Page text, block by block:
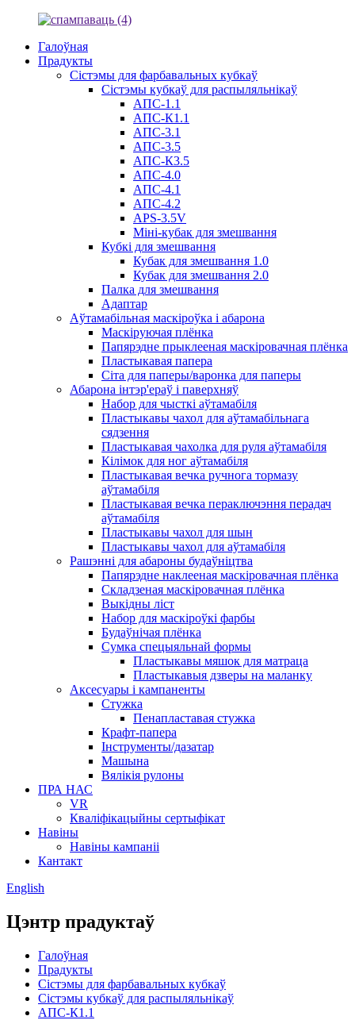
Галоўная
Прадукты
Сістэмы для фарбавальных кубкаў
Сістэмы кубкаў для распыляльнікаў
АПС-1.1
АПС-К1.1
АПС-3.1
АПС-3.5
АПС-К3.5
АПС-4.0
АПС-4.1
АПС-4.2
APS-3.5V
Міні-кубак для змешвання
Кубкі для змешвання
Кубак для змешвання 1.0
Кубак для змешвання 2.0
Палка для змешвання
Адаптар
Аўтамабільная маскіроўка і абарона
Маскіруючая плёнка
Папярэдне прыклееная маскіровачная плёнка
Пластыкавая папера
Сіта для паперы/варонка для паперы
Абарона інтэр'ераў і паверхняў
Набор для чысткі аўтамабіля
Пластыкавы чахол для аўтамабільнага
сядзення
Пластыкавая чахолка для руля аўтамабіля
Кілімок для ног аўтамабіля
Пластыкавая вечка ручнога тормазу
аўтамабіля
Пластыкавая вечка пераключэння перадач
аўтамабіля
Пластыкавы чахол для шын
Пластыкавы чахол для аўтамабіля
Рашэнні для абароны будаўніцтва
Папярэдне наклееная маскіровачная плёнка
Складзеная маскіровачная плёнка
Выкідны ліст
Набор для маскіроўкі фарбы
Будаўнічая плёнка
Сумка спецыяльнай формы
Пластыкавы мяшок для матраца
Пластыкавыя дзверы на маланку
Аксесуары і кампаненты
Стужка
Пенапластавая стужка
Крафт-папера
Інструменты/дазатар
Машына
Вялікія рулоны
ПРА НАС
VR
Кваліфікацыйны сертыфікат
Навіны
Навіны кампаніі
Кантакт
English
Цэнтр прадуктаў
Галоўная
Прадукты
Сістэмы для фарбавальных кубкаў
Сістэмы кубкаў для распыляльнікаў
АПС-К1.1